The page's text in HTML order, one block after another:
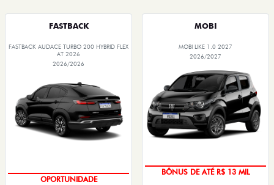
FASTBACK
FASTBACK AUDACE TURBO 200 HYBRID FLEX
AT 2026
2026/2026
OPORTUNIDADE
MOBI
MOBI LIKE 1.0 2027
2026/2027
BÔNUS DE ATÉ R$ 13 MIL